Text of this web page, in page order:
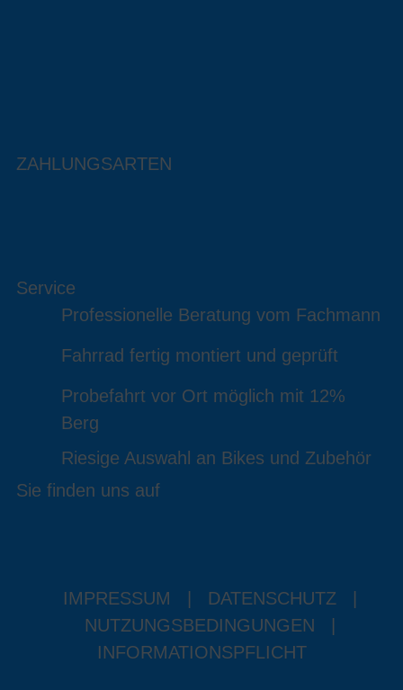
ZAHLUNGSARTEN
Service
Professionelle Beratung vom Fachmann
Fahrrad fertig montiert und geprüft
Probefahrt vor Ort möglich mit 12%
Berg
Riesige Auswahl an Bikes und Zubehör
Sie finden uns auf
IMPRESSUM DATENSCHUTZ
NUTZUNGSBEDINGUNGEN
INFORMATIONSPFLICHT